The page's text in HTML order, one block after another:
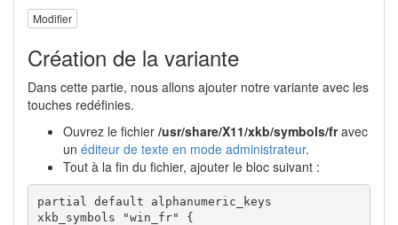
Modifier
Création de la variante
Dans cette partie, nous allons ajouter notre variante avec les
touches redéfinies.
Ouvrez le fichier /usr/share/X11/xkb/symbols/fravec
un éditeur de texte en mode administrateur.
Tout à la fin du fichier, ajouter le bloc suivant :
partial default alphanumeric_keys
xkb_symbols "win_fr" {